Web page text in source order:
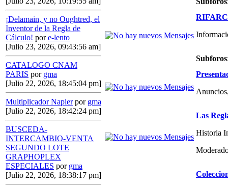
¡Delamain, y no Oughtred, el
Inventor de la Regla de
Cálculo! pore-lento
[Julio 23, 2026, 09:43:56 am]
CATALOGO CNAM
PARIS por gma
[Julio 22, 2026, 18:45:04 pm]
Multiplicador Napier por gma
[Julio 22, 2026, 18:42:24 pm]
BUSCEDA-
INTERCAMBIO-VENTA
SEGUNDO LOTE
GRAPHOPLEX
ESPECIALES por gma
[Julio 22, 2026, 18:38:17 pm]
Subforos
Las
Historia